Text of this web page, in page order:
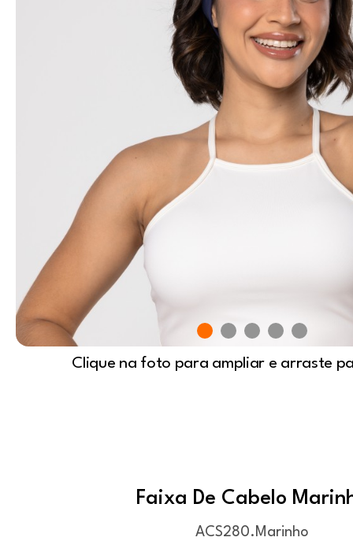
Clique na foto para ampliar e arraste
Faixa De Cabelo
ACS280.Marinho